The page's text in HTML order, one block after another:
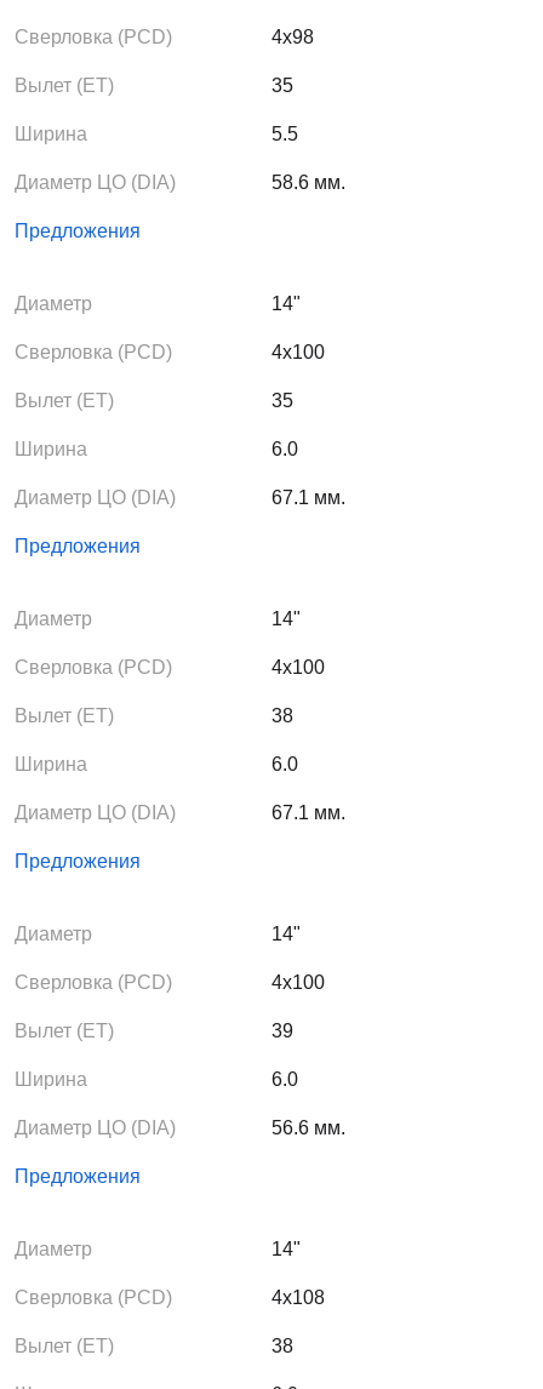
Сверловка (PCD) 4x98
Вылет (ЕТ) 35
Ширина 5.5
Диаметр ЦО (DIA) 58.6 мм.
Предложения
Диаметр 14"
Сверловка (PCD) 4x100
Вылет (ЕТ) 35
Ширина 6.0
Диаметр ЦО (DIA) 67.1 мм.
Предложения
Диаметр 14"
Сверловка (PCD) 4x100
Вылет (ЕТ) 38
Ширина 6.0
Диаметр ЦО (DIA) 67.1 мм.
Предложения
Диаметр 14"
Сверловка (PCD) 4x100
Вылет (ЕТ) 39
Ширина 6.0
Диаметр ЦО (DIA) 56.6 мм.
Предложения
Диаметр 14"
Сверловка (PCD) 4x108
Вылет (ЕТ) 38